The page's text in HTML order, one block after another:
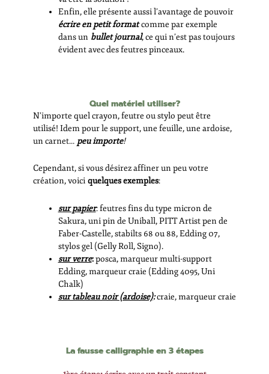
Enfin, elle présente aussi l’avantage de pouvoir
écrire en petit format comme par exemple
dans un bullet journal, ce qui n’est pas toujours
évident avec des feutres pinceaux.
Quel matériel utiliser?
N’importe quel crayon, feutre ou stylo peut être
utilisé! Idem pour le support, une feuille, une ardoise,
un carnet… peu importe!
Cependant, si vous désirez affiner un peu votre
création, voici quelques exemples:
sur papier: feutres fins du type micron de
Sakura, uni pin de Uniball, PITT Artist pen de
Faber-Castelle, stabilts 68 ou 88, Edding 07,
stylos gel (Gelly Roll, Signo).
sur verre:posca, marqueur multi-support
Edding, marqueur craie (Edding 4095, Uni
Chalk)
sur tableau noir (ardoise):craie, marqueur craie
La fausse calligraphie en 3 étapes